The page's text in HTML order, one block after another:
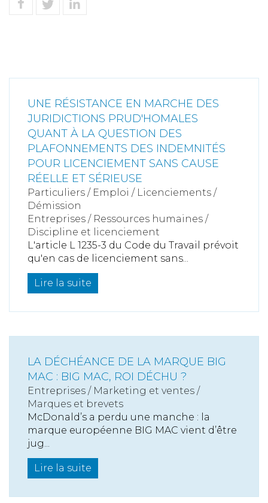
UNE RÉSISTANCE EN MARCHE DES
JURIDICTIONS PRUD'HOMALES
QUANT À LA QUESTION DES
PLAFONNEMENTS DES INDEMNITÉS
POUR LICENCIEMENT SANS CAUSE
RÉELLE ET SÉRIEUSE
Particuliers / Emploi / Licenciements /
Démission
Entreprises / Ressources humaines /
Discipline et licenciement
L'article L 1235-3 du Code du Travail prévoit
qu'en cas de licenciement sans...
Lire la suite
LA DÉCHÉANCE DE LA MARQUE BIG
MAC : BIG MAC, ROI DÉCHU ?
Entreprises / Marketing et ventes /
Marques et brevets
McDonald’s a perdu une manche : la
marque européenne BIG MAC vient d’être
jug...
Lire la suite